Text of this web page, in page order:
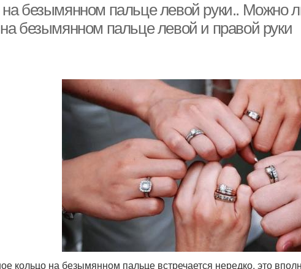
безымянном пальце левой руки.. Можно
безымянном пальце левой и правой руки
кольцо на безымянном пальце встречается нередко, это